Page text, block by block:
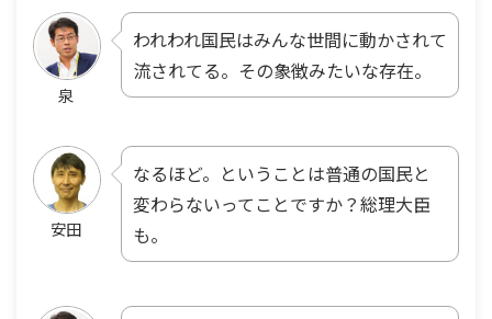
泉
われわれ国民はみんな世間に動かされて
流されてる。その象徴みたいな存在。
安田
なるほど。ということは普通の国民と
変わらないってことですか？総理大臣
も。